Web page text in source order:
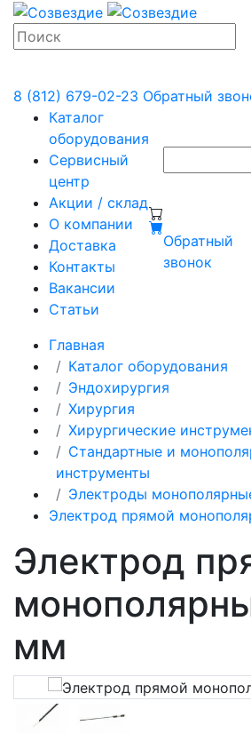
8 (812) 679-02-23 Обратный
Каталог
оборудования
Сервисный
центр
Акции / склад
О компании
Доставка
Контакты
Вакансии
Статьи
Обратный
звонок
Главная
Каталог оборудования
Эндохирургия
Хирургия
Хирургические
Стандартные и
инструменты
Электроды
Электрод прямой
Электрод
мм